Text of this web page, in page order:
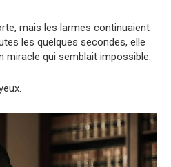
mais les larmes continuaient
les quelques secondes, elle
miracle qui semblait impossible.